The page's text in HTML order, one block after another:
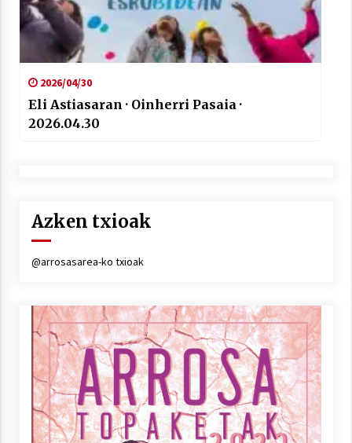
2026/04/30
Eli Astiasaran · Oinherri Pasaia ·
2026.04.30
Azken txioak
@arrosasarea-ko txioak